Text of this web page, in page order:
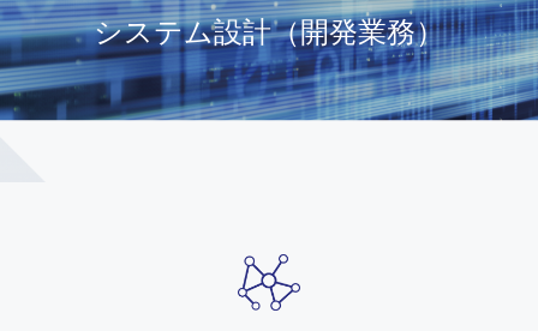
システム設計（開発業務）